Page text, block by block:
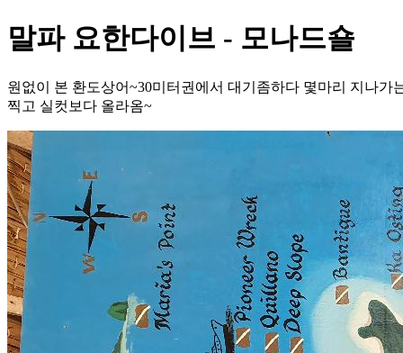
말파 요한다이브 - 모나드숄
원없이 본 환도상어~30미터권에서 대기좀하다 몇마리 지나
찍고 실컷보다 올라옴~